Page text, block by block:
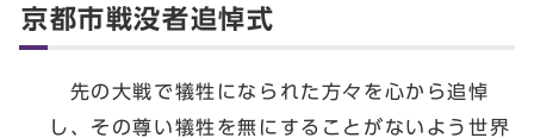
京都市戦没者追悼式
先の大戦で犠牲になられた方々を心から追悼
し、その尊い犠牲を無にすることがないよう世界